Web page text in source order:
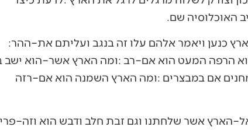
וכך‭ ‬דברי‭ ‬משה‭ ‬רבנו‭ ‬למרגלים‭: '‬וישלח‭ ‬אתם‭ ‬משה‭ ‬לתור‭ ‬את–ארץ‭ ‬כנען‭ ‬ויאמר‭ ‬אלהם‭ ‬עלו‭ ‬זה‭ ‬בנגב‭ ‬ועליתם‭ ‬את–ההר‭: